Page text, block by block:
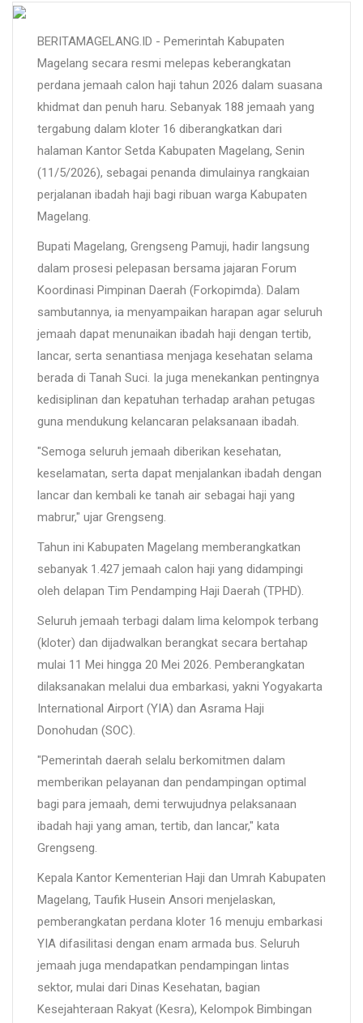
BERITAMAGELANG.ID - Pemerintah Kabupaten
Magelang secara resmi melepas keberangkatan
perdana jemaah calon haji tahun 2026 dalam suasana
khidmat dan penuh haru. Sebanyak 188 jemaah yang
tergabung dalam kloter 16 diberangkatkan dari
halaman Kantor Setda Kabupaten Magelang, Senin
(11/5/2026), sebagai penanda dimulainya rangkaian
perjalanan ibadah haji bagi ribuan warga Kabupaten
Magelang.
Bupati Magelang, Grengseng Pamuji, hadir langsung
dalam prosesi pelepasan bersama jajaran Forum
Koordinasi Pimpinan Daerah (Forkopimda). Dalam
sambutannya, ia menyampaikan harapan agar seluruh
jemaah dapat menunaikan ibadah haji dengan tertib,
lancar, serta senantiasa menjaga kesehatan selama
berada di Tanah Suci. Ia juga menekankan pentingnya
kedisiplinan dan kepatuhan terhadap arahan petugas
guna mendukung kelancaran pelaksanaan ibadah.
"Semoga seluruh jemaah diberikan kesehatan,
keselamatan, serta dapat menjalankan ibadah dengan
lancar dan kembali ke tanah air sebagai haji yang
mabrur," ujar Grengseng.
Tahun ini Kabupaten Magelang memberangkatkan
sebanyak 1.427 jemaah calon haji yang didampingi
oleh delapan Tim Pendamping Haji Daerah (TPHD).
Seluruh jemaah terbagi dalam lima kelompok terbang
(kloter) dan dijadwalkan berangkat secara bertahap
mulai 11 Mei hingga 20 Mei 2026. Pemberangkatan
dilaksanakan melalui dua embarkasi, yakni Yogyakarta
International Airport (YIA) dan Asrama Haji
Donohudan (SOC).
"Pemerintah daerah selalu berkomitmen dalam
memberikan pelayanan dan pendampingan optimal
bagi para jemaah, demi terwujudnya pelaksanaan
ibadah haji yang aman, tertib, dan lancar," kata
Grengseng.
Kepala Kantor Kementerian Haji dan Umrah Kabupaten
Magelang, Taufik Husein Ansori menjelaskan,
pemberangkatan perdana kloter 16 menuju embarkasi
YIA difasilitasi dengan enam armada bus. Seluruh
jemaah juga mendapatkan pendampingan lintas
sektor, mulai dari Dinas Kesehatan, bagian
Kesejahteraan Rakyat (Kesra), Kelompok Bimbingan